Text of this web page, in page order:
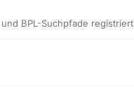
BPL-Suchpfade registriert